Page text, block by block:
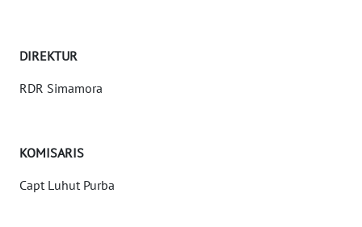
DIREKTUR
RDR Simamora
KOMISARIS
Capt Luhut Purba
PEDOMAN